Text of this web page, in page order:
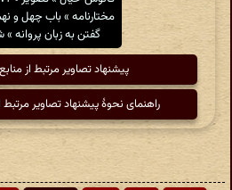
مختارنامه » باب چهل و
گفتن به زبان پروانه »
پیشنهاد تصاویر مرتبط از
راهنمای نحوهٔ پیشنهاد تصاویر مرتبط